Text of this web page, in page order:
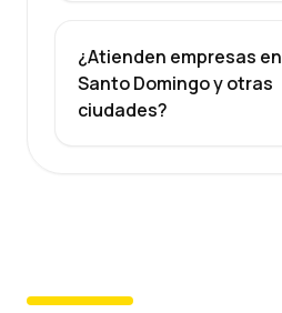
¿Atienden empresas en
Santo Domingo y otras
ciudades?